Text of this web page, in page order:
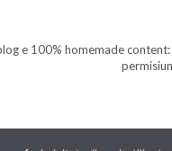
100% homemade